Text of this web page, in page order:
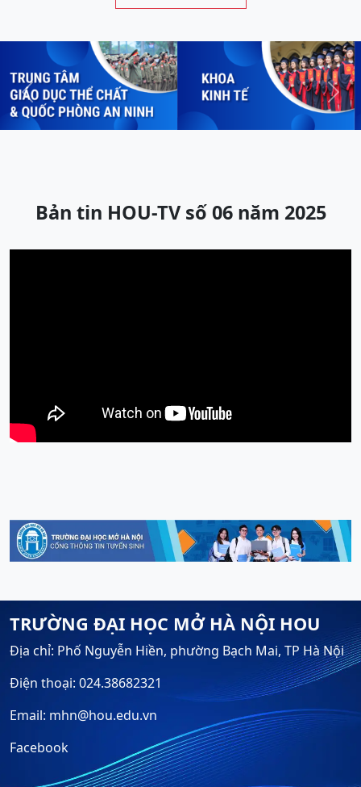
Previous Next
Bản tin HOU-TV số 06 năm 2025
TRƯỜNG ĐẠI HỌC MỞ HÀ NỘI HOU
Địa chỉ: Phố Nguyễn Hiền, phường Bạch Mai, TP Hà Nội
Điện thoại: 024.38682321
Email: mhn@hou.edu.vn
Facebook